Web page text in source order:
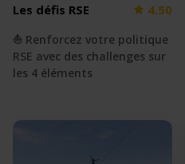
Les défis RSE 4.50
⛵️ Renforcez votre politique
RSE avec des challenges sur
les 4 éléments